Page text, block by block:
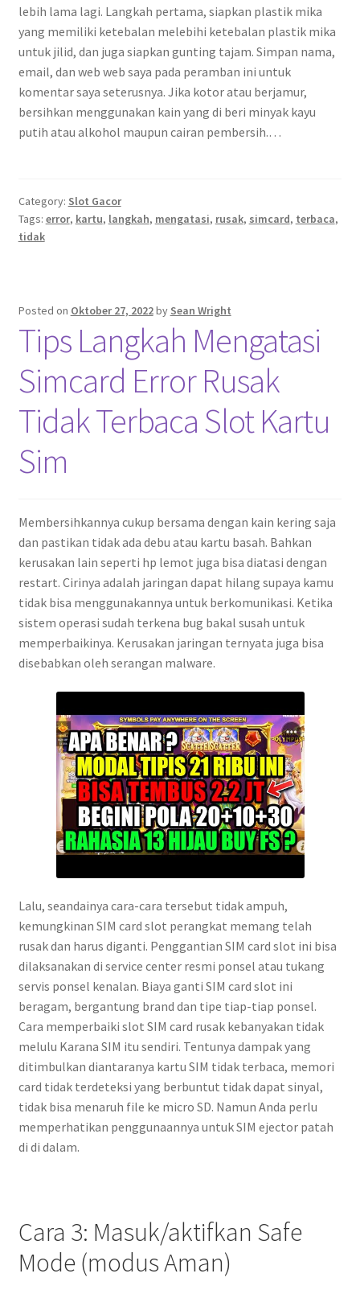
lebih lama lagi. Langkah pertama, siapkan plastik mika
yang memiliki ketebalan melebihi ketebalan plastik mika
untuk jilid, dan juga siapkan gunting tajam. Simpan nama,
email, dan web web saya pada peramban ini untuk
komentar saya seterusnya. Jika kotor atau berjamur,
bersihkan menggunakan kain yang di beri minyak kayu
putih atau alkohol maupun cairan pembersih.…
Category: Slot Gacor
Tags: error, kartu, langkah, mengatasi, rusak, simcard, terbaca,
tidak
Posted on Oktober 27, 2022by Sean Wright
Tips Langkah Mengatasi
Simcard Error Rusak
Tidak Terbaca Slot Kartu
Sim
Membersihkannya cukup bersama dengan kain kering saja
dan pastikan tidak ada debu atau kartu basah. Bahkan
kerusakan lain seperti hp lemot juga bisa diatasi dengan
restart. Cirinya adalah jaringan dapat hilang supaya kamu
tidak bisa menggunakannya untuk berkomunikasi. Ketika
sistem operasi sudah terkena bug bakal susah untuk
memperbaikinya. Kerusakan jaringan ternyata juga bisa
disebabkan oleh serangan malware.
Lalu, seandainya cara-cara tersebut tidak ampuh,
kemungkinan SIM card slot perangkat memang telah
rusak dan harus diganti. Penggantian SIM card slot ini bisa
dilaksanakan di service center resmi ponsel atau tukang
servis ponsel kenalan. Biaya ganti SIM card slot ini
beragam, bergantung brand dan tipe tiap-tiap ponsel.
Cara memperbaiki slot SIM card rusak kebanyakan tidak
melulu Karana SIM itu sendiri. Tentunya dampak yang
ditimbulkan diantaranya kartu SIM tidak terbaca, memori
card tidak terdeteksi yang berbuntut tidak dapat sinyal,
tidak bisa menaruh file ke micro SD. Namun Anda perlu
memperhatikan penggunaannya untuk SIM ejector patah
di di dalam.
Cara 3: Masuk/aktifkan Safe
Mode (modus Aman)